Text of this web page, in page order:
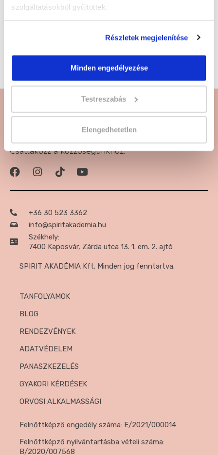
szolgáltatásokból gyűjtöttek.
Részletek megjelenítése
Minden engedélyezése
Testreszabás
Elengedhetetlen
Csatlakozz a közzöségünkhöz:
+36 30 523 3362
info@spiritakademia.hu
Székhely:
7400 Kaposvár, Zárda utca 13. 1. em. 2. ajtó
SPIRIT AKADÉMIA Kft. Minden jog fenntartva.
TANFOLYAMOK
BLOG
RENDEZVÉNYEK
ADATVÉDELEM
PANASZKEZELÉS
GYAKORI KÉRDÉSEK
ORVOSI ALKALMASSÁGI
Felnőttképző engedély száma: E/2021/000014
Felnőttképző nyilvántartásba vételi száma:
B/2020/007568